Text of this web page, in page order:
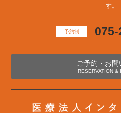
す。
予約制
ご予約・お
RESERVATION &